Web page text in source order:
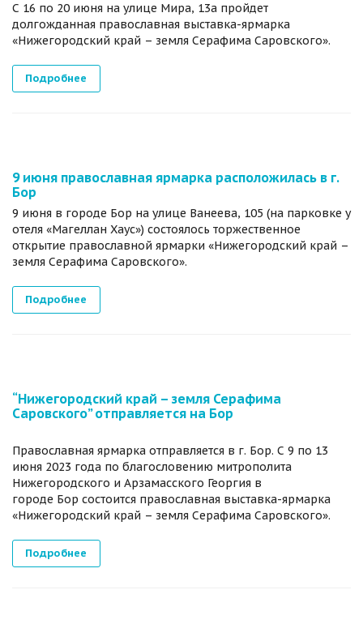
С 16 по 20 июня на улице Мира, 13а пройдет
долгожданная православная выставка-ярмарка
«Нижегородский край – земля Серафима Саровского».
Подробнее
9 июня православная ярмарка расположилась в г.
Бор
9 июня в городе Бор на улице Ванеева, 105 (на парковке у
отеля «Магеллан Хаус») состоялось торжественное
открытие православной ярмарки «Нижегородский край –
земля Серафима Саровского».
Подробнее
“Нижегородский край – земля Серафима
Саровского” отправляется на Бор
Православная ярмарка отправляется в г. Бор. С 9 по 13
июня 2023 года по благословению митрополита
Нижегородского и Арзамасского Георгия в
городе Бор состоится православная выставка-ярмарка
«Нижегородский край – земля Серафима Саровского».
Подробнее